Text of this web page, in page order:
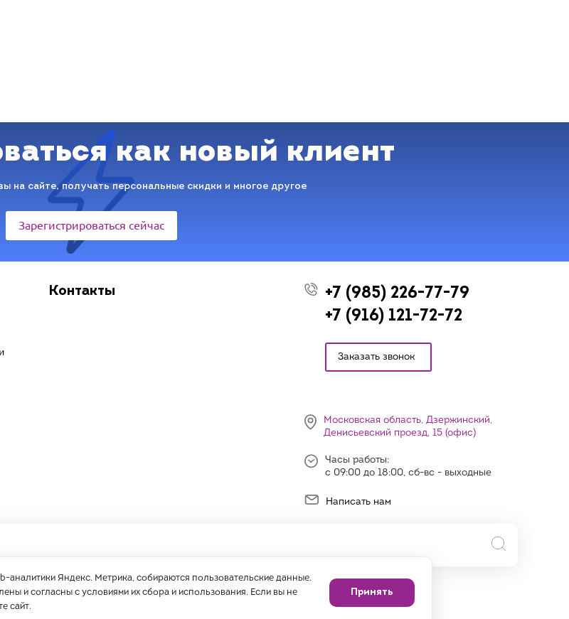
как новый клиент
на сайте, получать персональные скидки и многое другое
Зарегистрироваться сейчас
Контакты
+7 (985) 226-77-79
+7 (916) 121-72-72
Заказать звонок
Московская область, Дзержинский,
Денисьевский проезд, 15 (офис)
Часы работы:
с 09:00 до 18:00, сб-вс - выходные
Написать нам
Политика
Согласие на обработку
аналитики Яндекс. Метрика, собираются пользовательские данные.
и согласны с условиями их сбора и использования. Если вы не
сайт.
Принять